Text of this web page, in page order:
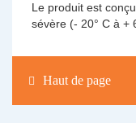
Le produit est
sévère (- 20° C à +
Haut de page